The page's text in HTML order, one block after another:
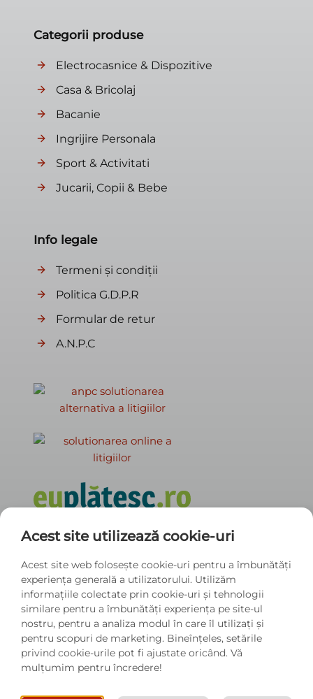
Categorii produse
Electrocasnice & Dispozitive
Casa & Bricolaj
Bacanie
Ingrijire Personala
Sport & Activitati
Jucarii, Copii & Bebe
Info legale
Termeni și condiții
Politica G.D.P.R
Formular de retur
A.N.P.C
Info contact
+0763451921
contact@impactmag.ro
Bucuresti
IMPACT MARKET ACADEMY S.R.L.
Acest site utilizează cookie-uri
Acest site web folosește cookie-uri pentru a îmbunătăți
experiența generală a utilizatorului. Utilizăm
informațiile colectate prin cookie-uri și tehnologii
similare pentru a îmbunătăți experiența pe site-ul
nostru, pentru a analiza modul în care îl utilizați și
pentru scopuri de marketing. Bineînțeles, setările
privind cookie-urile pot fi ajustate oricând. Vă
mulțumim pentru încredere!